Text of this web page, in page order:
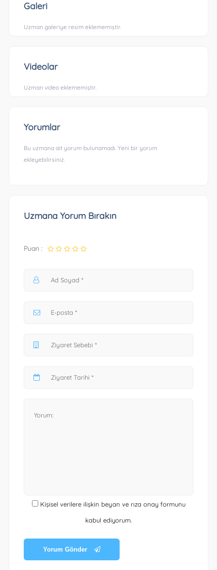
Galeri
Uzman galeriye resim eklememiştir.
Videolar
Uzman video eklememiştir.
Yorumlar
Bu uzmana ait yorum bulunamadı. Yeni bir yorum
ekleyebilirsiniz.
Uzmana Yorum Bırakın
Puan :
Kişisel verilere ilişkin beyan ve rıza onay formunu
kabul ediyorum.
Yorum Gönder